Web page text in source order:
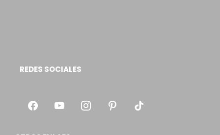
REDES SOCIALES